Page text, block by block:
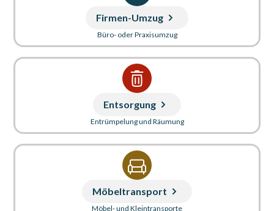
Firmen-Umzug
Büro- oder Praxisumzug
Entsorgung
Entrümpelung und Räumung
Möbeltransport
Möbel- und Kleintransporte